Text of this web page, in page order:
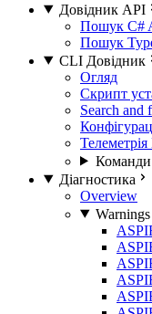
Довідник API
Пошук C#
Пошук
CLI Довідник
Огляд
Скрипт
Search and
Команди
Діагностика
Overview
Warnings